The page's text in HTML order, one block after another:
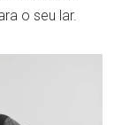
o seu lar.